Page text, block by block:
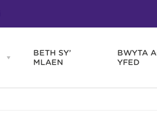
Open
GWNEUD
BETH SY’
MLAEN
BWYTA
YFED